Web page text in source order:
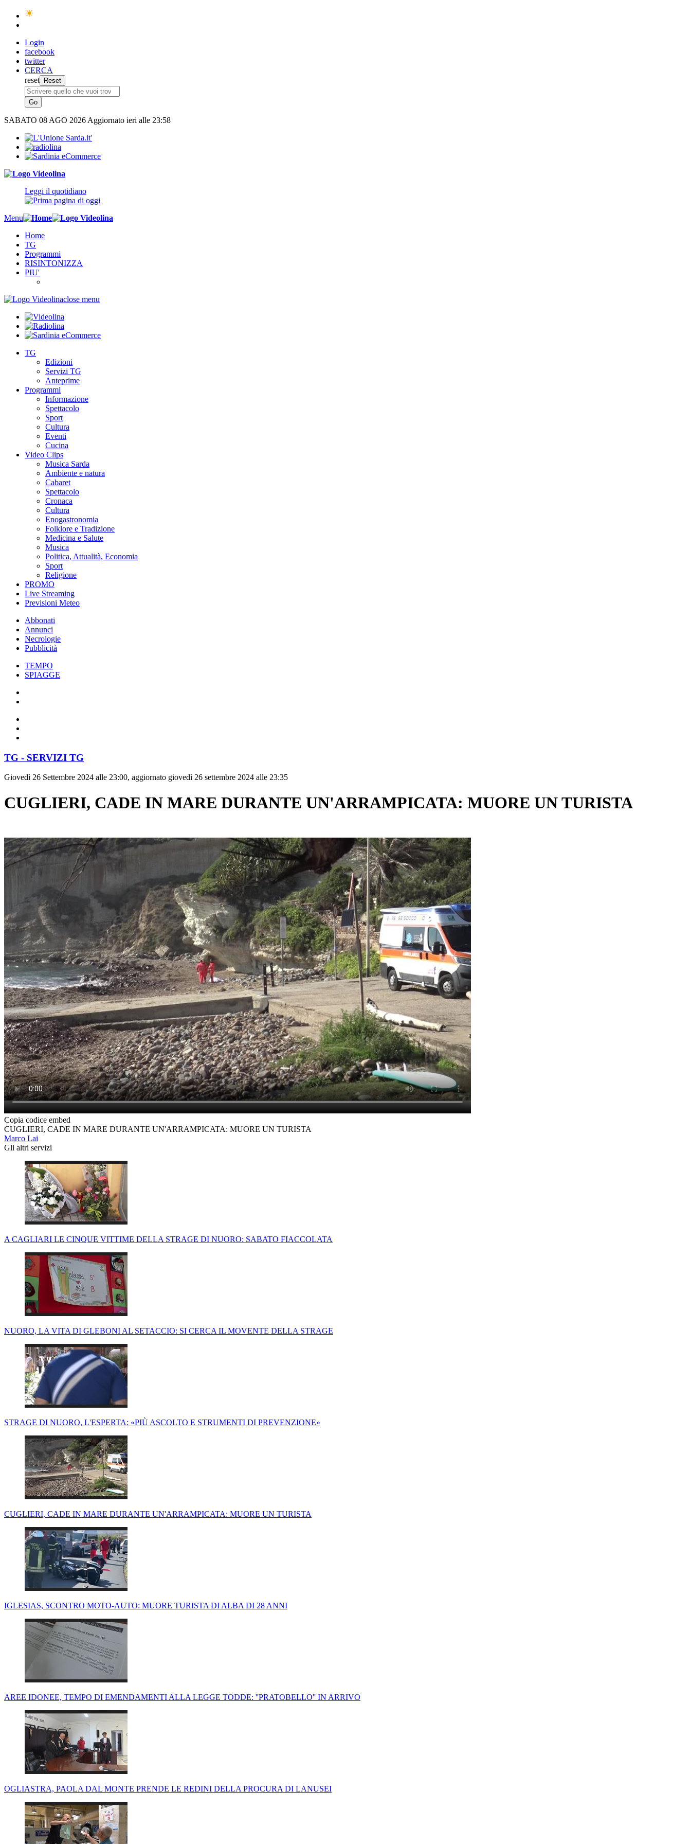
Login
facebook
twitter
CERCA
reset
SABATO 08 AGO 2026 Aggiornato ieri alle 23:58
Leggi il quotidiano
Menu
Home
TG
Programmi
RISINTONIZZA
PIU'
close menu
TG
Edizioni
Servizi TG
Anteprime
Programmi
Informazione
Spettacolo
Sport
Cultura
Eventi
Cucina
Video Clips
Musica Sarda
Ambiente e natura
Cabaret
Spettacolo
Cronaca
Cultura
Enogastronomia
Folklore e Tradizione
Medicina e Salute
Musica
Politica, Attualità, Economia
Sport
Religione
PROMO
Live Streaming
Previsioni Meteo
Abbonati
Annunci
Necrologie
Pubblicità
TEMPO
SPIAGGE
TG - SERVIZI TG
Giovedì 26 Settembre 2024 alle 23:00, aggiornato giovedì 26 settembre 2024 alle 23:35
CUGLIERI, CADE IN MARE DURANTE UN'ARRAMPICATA: MUORE UN TURISTA
Copia codice embed
CUGLIERI, CADE IN MARE DURANTE UN'ARRAMPICATA: MUORE UN TURISTA
Marco Lai
Gli altri servizi
A CAGLIARI LE CINQUE VITTIME DELLA STRAGE DI NUORO: SABATO FIACCOLATA
NUORO, LA VITA DI GLEBONI AL SETACCIO: SI CERCA IL MOVENTE DELLA STRAGE
STRAGE DI NUORO, L'ESPERTA: «PIÙ ASCOLTO E STRUMENTI DI PREVENZIONE»
CUGLIERI, CADE IN MARE DURANTE UN'ARRAMPICATA: MUORE UN TURISTA
IGLESIAS, SCONTRO MOTO-AUTO: MUORE TURISTA DI ALBA DI 28 ANNI
AREE IDONEE, TEMPO DI EMENDAMENTI ALLA LEGGE TODDE: ''PRATOBELLO'' IN ARRIVO
OGLIASTRA, PAOLA DAL MONTE PRENDE LE REDINI DELLA PROCURA DI LANUSEI